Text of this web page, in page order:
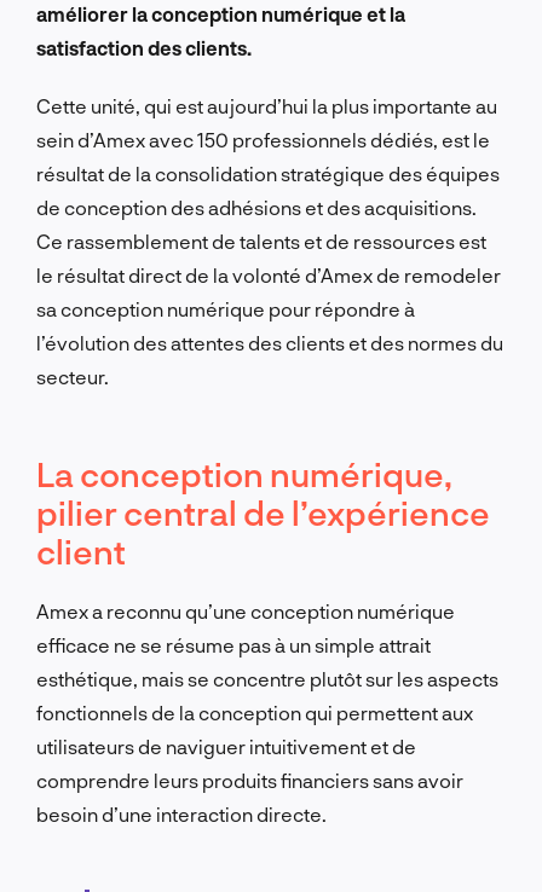
améliorer la conception numérique et la
satisfaction des clients.
Cette unité, qui est aujourd’hui la plus importante au
sein d’Amex avec 150 professionnels dédiés, est le
résultat de la consolidation stratégique des équipes
de conception des adhésions et des acquisitions.
Ce rassemblement de talents et de ressources est
le résultat direct de la volonté d’Amex de remodeler
sa conception numérique pour répondre à
l’évolution des attentes des clients et des normes du
secteur.
La conception numérique,
pilier central de l’expérience
client
Amex a reconnu qu’une conception numérique
efficace ne se résume pas à un simple attrait
esthétique, mais se concentre plutôt sur les aspects
fonctionnels de la conception qui permettent aux
utilisateurs de naviguer intuitivement et de
comprendre leurs produits financiers sans avoir
besoin d’une interaction directe.